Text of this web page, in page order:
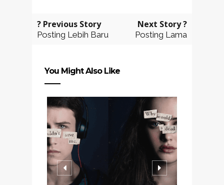
? Previous Story
Posting Lebih Baru
Next Story ?
Posting Lama
You Might Also Like